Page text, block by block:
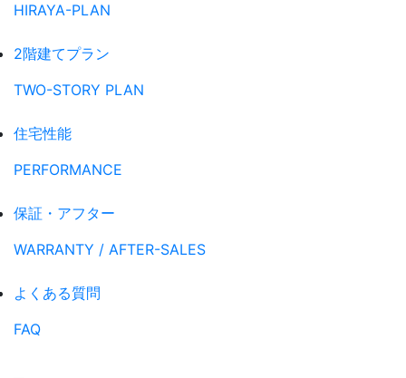
HIRAYA-PLAN
2階建てプラン
TWO-STORY PLAN
住宅性能
PERFORMANCE
保証・アフター
WARRANTY / AFTER-SALES
よくある質問
FAQ